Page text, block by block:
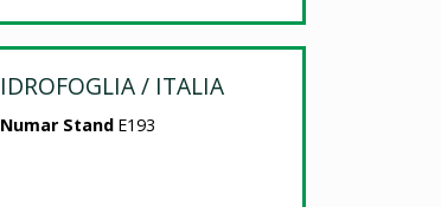
IDROFOGLIA / ITALIA
Numar Stand E193